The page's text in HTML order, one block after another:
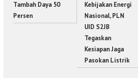
Tambah Daya 50
Persen
Kebijakan Energi
Nasional, PLN
UID S2JB
Tegaskan
Kesiapan Jaga
Pasokan Listrik